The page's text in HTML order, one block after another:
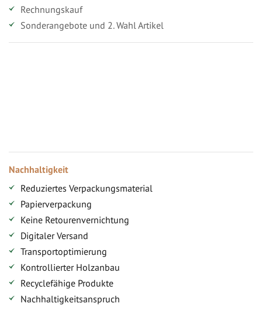
Rechnungskauf
Sonderangebote und 2. Wahl Artikel
Nachhaltigkeit
Reduziertes Verpackungsmaterial
Papierverpackung
Keine Retourenvernichtung
Digitaler Versand
Transportoptimierung
Kontrollierter Holzanbau
Recyclefähige Produkte
Nachhaltigkeitsanspruch